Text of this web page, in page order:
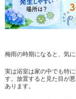
梅雨の時期になると、気
実は浴室は家の中でも特
す。放置すると見た目が
あります。